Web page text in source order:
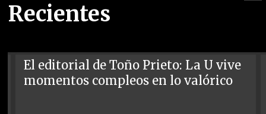
Recientes
El editorial de Toño Prieto: La U vive
momentos compleos en lo valórico